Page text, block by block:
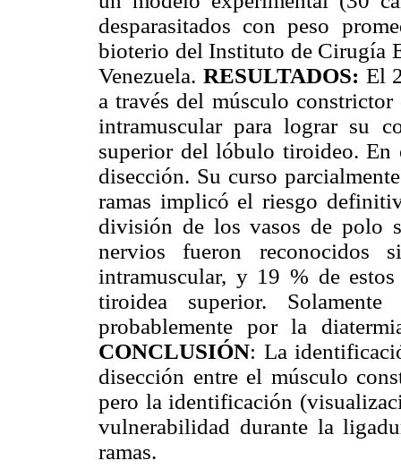
desparasitados con peso
bioterio del Instituto de Cirugía
Venezuela. RESULTADOS: El
a través del músculo
intramuscular para lograr su
superior del lóbulo tiroideo.
disección. Su curso
ramas implicó el riesgo
división de los vasos de polo
nervios fueron reconocidos
intramuscular, y 19 % de
tiroidea superior.
probablemente por la
CONCLUSIÓN: La
disección entre el músculo
pero la identificación
vulnerabilidad durante la
ramas.